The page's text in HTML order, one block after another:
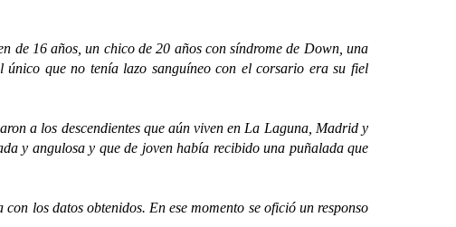
16 años, un chico de 20 años con síndrome de Down, una
único que no tenía lazo sanguíneo con el corsario era su fiel
a los descendientes que aún viven en La Laguna, Madrid y
y angulosa y que de joven había recibido una puñalada que
los datos obtenidos. En ese momento se ofició un responso